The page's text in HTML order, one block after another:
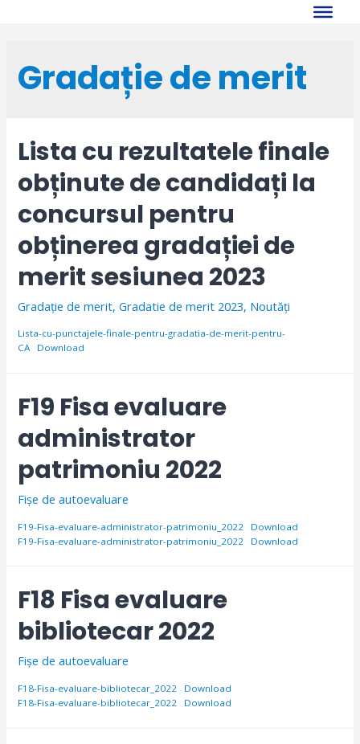
Gradație de merit
Lista cu rezultatele finale
obținute de candidați la
concursul pentru
obținerea gradației de
merit sesiunea 2023
Gradație de merit,Gradatie de merit 2023, Noutăți
Lista-cu-punctajele-finale-pentru-gradatia-de-merit-pentru-
CA
Download
F19 Fisa evaluare
administrator
patrimoniu 2022
Fișe de autoevaluare
F19-Fisa-evaluare-administrator-patrimoniu_2022
Download
F19-Fisa-evaluare-administrator-patrimoniu_2022
Download
F18 Fisa evaluare
bibliotecar 2022
Fișe de autoevaluare
F18-Fisa-evaluare-bibliotecar_2022
Download
F18-Fisa-evaluare-bibliotecar_2022
Download